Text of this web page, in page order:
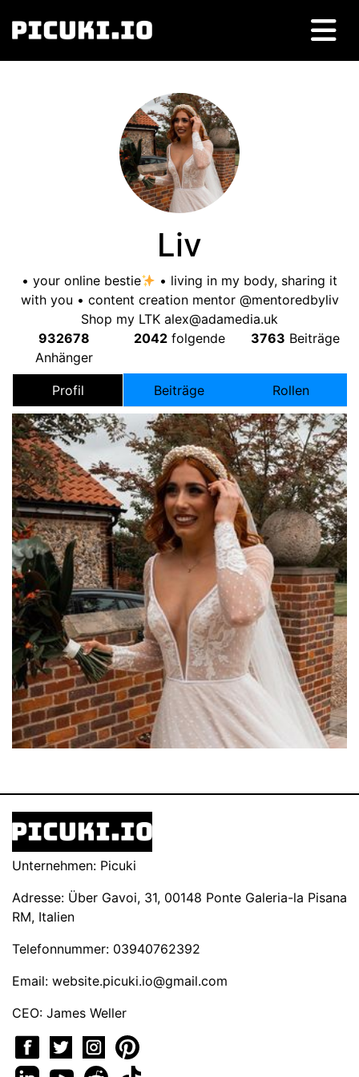
Liv
• your online bestie • living in my body, sharing it
with you • content creation mentor @mentoredbyliv
Shop my LTK alex@adamedia.uk
932678
Anhänger
2042 folgende 3763 Beiträge
Profil Beiträge Rollen
Unternehmen: Picuki
Adresse: Über Gavoi, 31, 00148 Ponte Galeria-la Pisana
RM, Italien
Telefonnummer: 03940762392
Email: website.picuki.io@gmail.com
CEO: James Weller